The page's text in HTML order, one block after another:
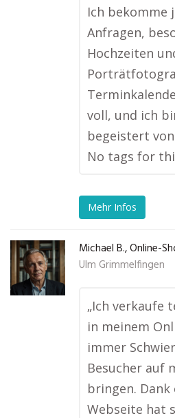
Ich
Anfragen,
Hochzeiten
voll, und ich
begeistert
No tags for
Mehr Infos
Michael B., Online-
Ulm Grimmelfingen
„Ich verkaufe
in meinem
immer
Besucher auf
bringen. Dank
Webseite hat